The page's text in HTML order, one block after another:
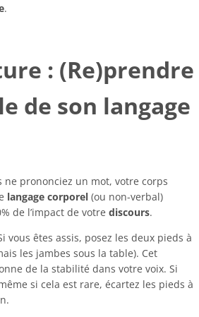
.
: (Re)prendre
de son langage
ne prononciez un mot, votre corps
langage corporel (ou non-verbal)
de l’impact de votre discours.
vous êtes assis, posez les deux pieds à
les jambes sous la table). Cet
de la stabilité dans votre voix. Si
si cela est rare, écartez les pieds à